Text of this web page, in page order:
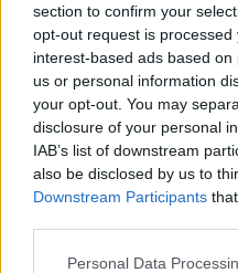
section to confirm your
opt-out request is
interest-based ads based
us or personal information
your opt-out. You may
disclosure of your personal
IAB’s list of downstream
also be disclosed by us to
Downstream Participants
Please note that this
Personal Data
AUTORE